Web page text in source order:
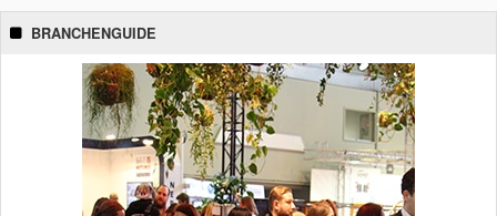
BRANCHENGUIDE